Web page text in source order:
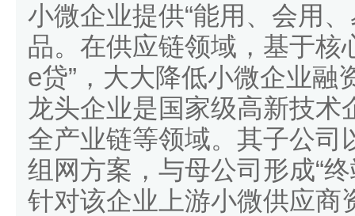
小微企业提供“能用、会用
品。在供应链领域，基于核
e贷”，大大降低小微企业融
龙头企业是国家级高新技术
全产业链等领域。其子公司
组网方案，与母公司形成“
针对该企业上游小微供应商